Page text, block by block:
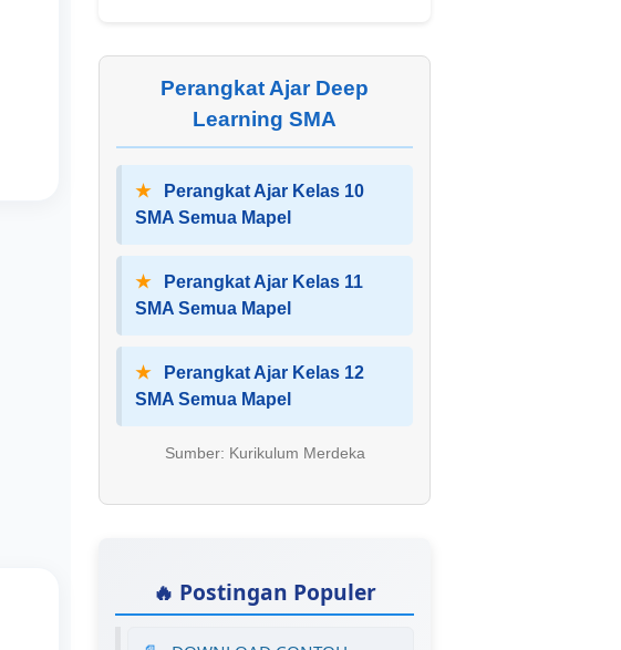
Perangkat Ajar Deep
Learning SMA
★
Perangkat Ajar Kelas 10
SMA Semua Mapel
★
Perangkat Ajar Kelas 11
SMA Semua Mapel
★
Perangkat Ajar Kelas 12
SMA Semua Mapel
Sumber: Kurikulum Merdeka
🔥 Postingan Populer